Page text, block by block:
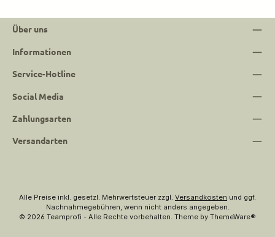
Über uns
Informationen
Service-Hotline
Social Media
Zahlungsarten
Versandarten
Alle Preise inkl. gesetzl. Mehrwertsteuer zzgl. Versandkosten und ggf.
Nachnahmegebühren, wenn nicht anders angegeben.
© 2026 Teamprofi - Alle Rechte vorbehalten. Theme by ThemeWare®